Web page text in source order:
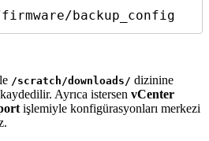
backup_config
/scratch/downloads/ dizinine
Ayrıca istersen vCenter
işlemiyle konfigürasyonları merkezi